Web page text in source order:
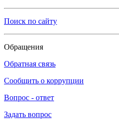
Поиск по сайту
Обращения
Обратная связь
Сообщить о коррупции
Вопрос - ответ
Задать вопрос